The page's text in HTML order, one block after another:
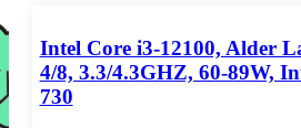
Intel Core i3-12100, Alder
4/8, 3.3/4.3GHZ, 60-89W,
730